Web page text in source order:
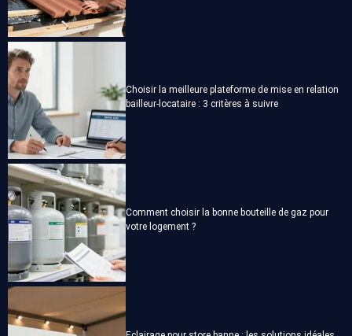
Choisir la meilleure plateforme de mise en relation
bailleur-locataire : 3 critères à suivre
Comment choisir la bonne bouteille de gaz pour
votre logement ?